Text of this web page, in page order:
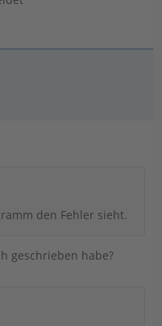
den Fehler sieht.
geschrieben habe?